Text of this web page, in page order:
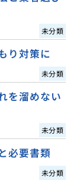
未分類
り対策に
未分類
を溜めない
未分類
必要書類
未分類